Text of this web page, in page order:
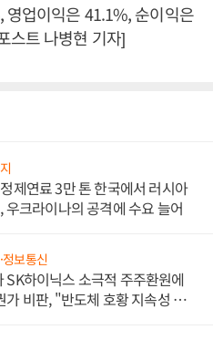
업이익은 41.1%, 순이익은
스트 나병현 기자]
제연료 3만 톤 한국에서 러시아
우크라이나의 공격에 수요 늘어
정보통신
SK하이닉스 소극적 주주환원에
가 비판, "반도체 호황 지속성 의